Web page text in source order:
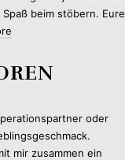
beim stöbern. Eure
oder
mir zusammen ein